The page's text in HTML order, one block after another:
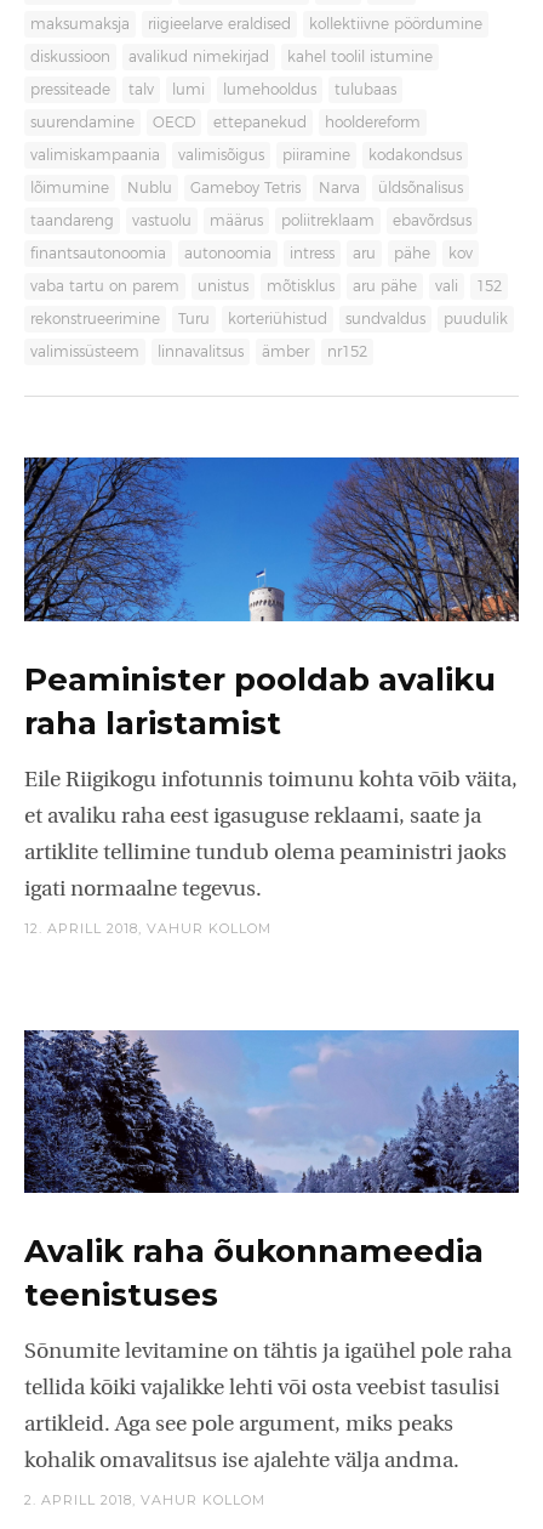
maksumaksja riigieelarve eraldised kollektiivne pöördumine
diskussioon avalikud nimekirjad kahel toolil istumine
pressiteade talv lumi lumehooldus tulubaas
suurendamine OECD ettepanekud hooldereform
valimiskampaania valimisõigus piiramine kodakondsus
lõimumine Nublu Gameboy Tetris Narva üldsõnalisus
taandareng vastuolu määrus poliitreklaam ebavõrdsus
finantsautonoomia autonoomia intress aru pähe kov
vaba tartu on parem unistus mõtisklus aru pähe vali 152
rekonstrueerimine Turu korteriühistud sundvaldus puudulik
valimissüsteem linnavalitsus ämber nr152
Peaminister pooldab avaliku
raha laristamist
Eile Riigikogu infotunnis toimunu kohta võib väita,
et avaliku raha eest igasuguse reklaami, saate ja
artiklite tellimine tundub olema peaministri jaoks
igati normaalne tegevus.
12. APRILL 2018, VAHUR KOLLOM
Avalik raha õukonnameedia
teenistuses
Sõnumite levitamine on tähtis ja igaühel pole raha
tellida kõiki vajalikke lehti või osta veebist tasulisi
artikleid. Aga see pole argument, miks peaks
kohalik omavalitsus ise ajalehte välja andma.
2. APRILL 2018, VAHUR KOLLOM